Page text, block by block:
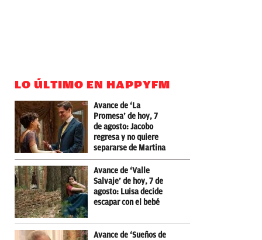
LO ÚLTIMO EN HAPPYFM
Avance de ‘La
Promesa’ de hoy, 7
de agosto: Jacobo
regresa y no quiere
separarse de Martina
Avance de ‘Valle
Salvaje’ de hoy, 7 de
agosto: Luisa decide
escapar con el bebé
Avance de ‘Sueños de